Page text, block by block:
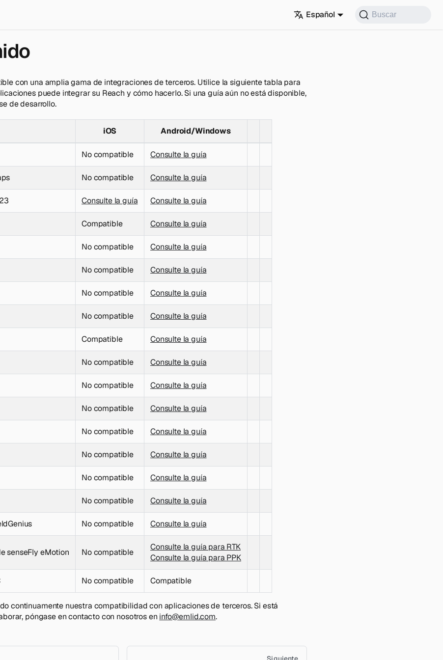
Español Buscar
con una amplia gama de integraciones de terceros. Utilice la siguiente tabla para
puede integrar su Reach y cómo hacerlo. Si una guía aún no está disponible,
de desarrollo.
iOS Android/Windows
No compatible Consulte la guía
No compatible Consulte la guía
Consulte la guía Consulte la guía
Compatible Consulte la guía
No compatible Consulte la guía
No compatible Consulte la guía
No compatible Consulte la guía
No compatible Consulte la guía
Compatible Consulte la guía
No compatible Consulte la guía
No compatible Consulte la guía
No compatible Consulte la guía
No compatible Consulte la guía
No compatible Consulte la guía
No compatible Consulte la guía
No compatible Consulte la guía
No compatible Consulte la guía
senseFly eMotion No compatible
Consulte la guía para RTK
Consulte la guía para PPK
No compatible Compatible
continuamente nuestra compatibilidad con aplicaciones de terceros. Si está
póngase en contacto con nosotros en info@emlid.com.